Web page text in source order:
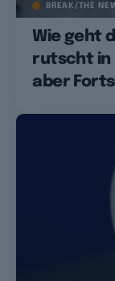
BREAK/THE
Wie geht
rutscht in
aber